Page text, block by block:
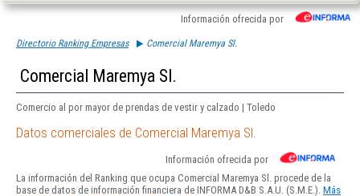
Información ofrecida por
Directorio Ranking Empresas Comercial Maremya Sl.
Comercial Maremya Sl.
Comercio al por mayor de prendas de vestir y calzado | Toledo
Datos comerciales de Comercial Maremya Sl.
Información ofrecida por
La información del Ranking que ocupa Comercial Maremya Sl. procede de la
base de datos de información financiera de INFORMA D&B S.A.U. (S.M.E.). Más